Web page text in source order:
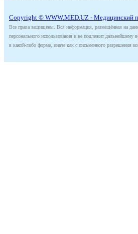
Copyright © WWW.MED.UZ - Медицинский
Все права защищены. Вся информация, размещённая на
персонального использования и не подлежит дальнейшему
в какой-либо форме, иначе как с письменного разрешения